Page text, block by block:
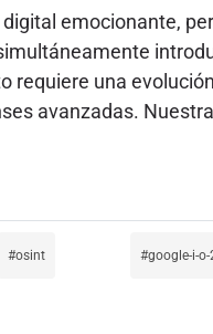
emocionante,
requiere una
avanzadas.
osint google-i-o-